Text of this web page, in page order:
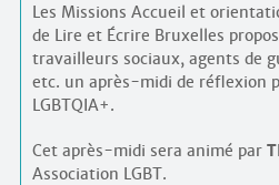
Les Missions Accueil et
de Lire et Écrire Bruxelles
travailleurs sociaux, agents de
etc. un après-midi de réflexion
LGBTQIA+.
Cet après-midi sera animé par
Association LGBT.